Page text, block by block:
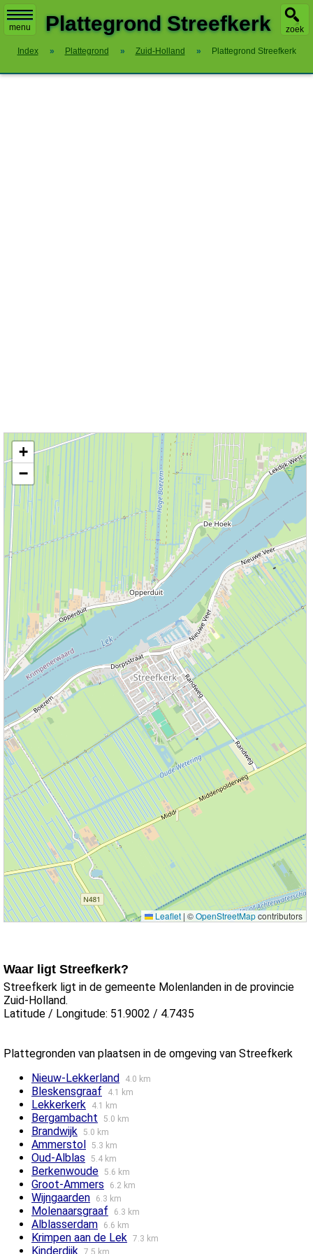
menu zoek
Plattegrond Streefkerk
Index » Plattegrond » Zuid-Holland » Plattegrond Streefkerk
Kaart / Plattegrond Streefkerk centrum
+
−
Leaflet | ©OpenStreetMapcontributors
Waar ligt Streefkerk?
Streefkerk ligt in de gemeente Molenlanden in de provincie
Zuid-Holland.
Latitude / Longitude: 51.9002 / 4.7435
Plattegronden van plaatsen in de omgeving van Streefkerk
Nieuw-Lekkerland
4.0 km
Bleskensgraaf 4.1 km
Lekkerkerk 4.1 km
Bergambacht 5.0 km
Brandwijk 5.0 km
Ammerstol 5.3 km
Oud-Alblas 5.4 km
Berkenwoude 5.6 km
Groot-Ammers 6.2 km
Wijngaarden 6.3 km
Molenaarsgraaf 6.3 km
Alblasserdam 6.6 km
Krimpen aan de Lek 7.3 km
Kinderdijk 7.5 km